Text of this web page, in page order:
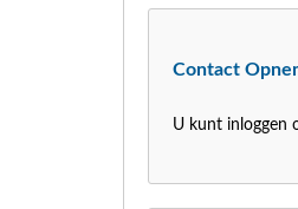
Contact
U kunt inloggen